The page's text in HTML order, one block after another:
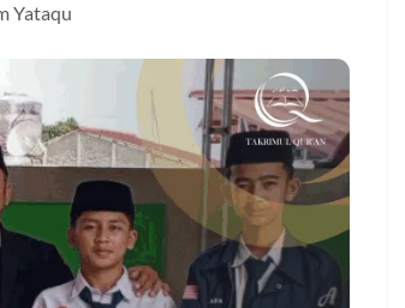
Yataqu